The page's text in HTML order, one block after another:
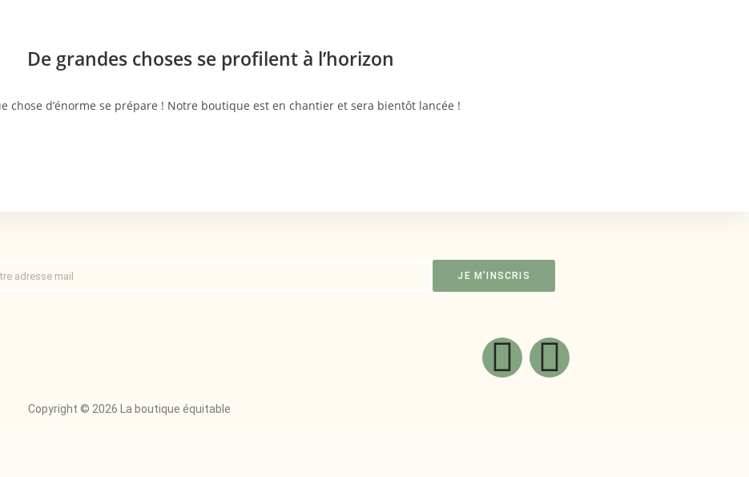
De grandes choses se profilent à l’horizon
chose d’énorme se prépare ! Notre boutique est en chantier et sera bientôt lancée !
JE M'INSCRIS
Copyright © 2026 La boutique équitable